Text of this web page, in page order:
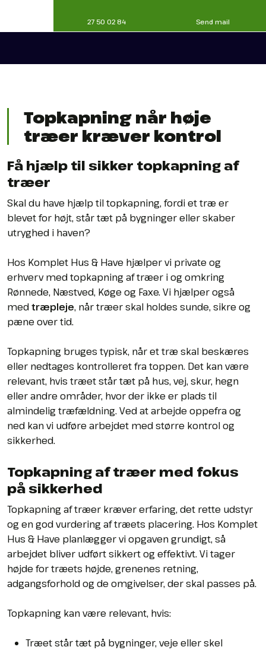
27 50 02 84 Send mail
Topkapning når høje
træer kræver kontrol
Få hjælp til sikker topkapning af
træer
Skal du have hjælp til topkapning, fordi et træ er
blevet for højt, står tæt på bygninger eller skaber
utryghed i haven?
Hos Komplet Hus & Have hjælper vi private og
erhverv med topkapning af træer i og omkring
Rønnede, Næstved, Køge og Faxe. Vi hjælper også
medtræpleje, når træer skal holdes sunde, sikre og
pæne over tid.
Topkapning bruges typisk, når et træ skal beskæres
eller nedtages kontrolleret fra toppen. Det kan være
relevant, hvis træet står tæt på hus, vej, skur, hegn
eller andre områder, hvor der ikke er plads til
almindelig træfældning. Ved at arbejde oppefra og
ned kan vi udføre arbejdet med større kontrol og
sikkerhed.
Topkapning af træer med fokus
på sikkerhed
Topkapning af træer kræver erfaring, det rette udstyr
og en god vurdering af træets placering. Hos Komplet
Hus & Have planlægger vi opgaven grundigt, så
arbejdet bliver udført sikkert og effektivt. Vi tager
højde for træets højde, grenenes retning,
adgangsforhold og de omgivelser, der skal passes på.
Topkapning kan være relevant, hvis:
Træet står tæt på bygninger, veje eller skel